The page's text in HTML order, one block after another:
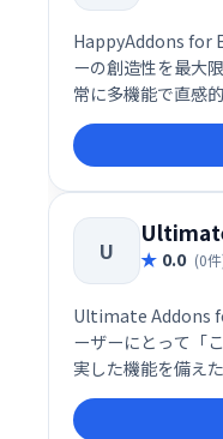
HappyAddons for
ーの創造性を最大
常に多機能で直感
フェッショナルだ
ンターフェースと
WordPress制作者
種以上、有料65種
り、デザイン性・
す。U 0.0 (0
Ultimate Addons
ーザーにとって「
実した機能を備え
です。世界で65万
に利用されており